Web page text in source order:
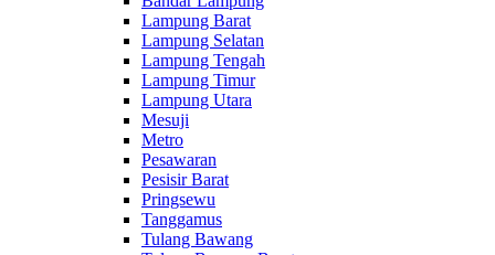
Lampung Barat
Lampung Selatan
Lampung Tengah
Lampung Timur
Lampung Utara
Mesuji
Metro
Pesawaran
Pesisir Barat
Pringsewu
Tanggamus
Tulang Bawang